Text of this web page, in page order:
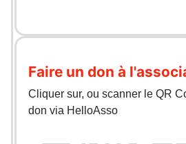
Faire un don à
Cliquer sur, ou scanner le QR
don via HelloAsso